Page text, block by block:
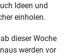
Ideen und
einholen.
dieser Woche
werden vor